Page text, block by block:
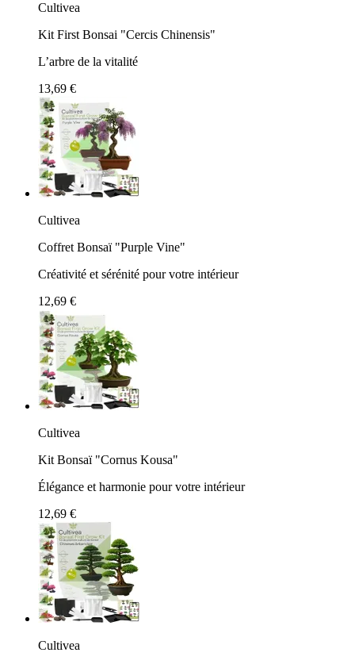
Cultivea
Kit First Bonsai "Cercis Chinensis"
L’arbre de la vitalité
13,69 €
Cultivea
Coffret Bonsaï "Purple Vine"
Créativité et sérénité pour votre intérieur
12,69 €
Cultivea
Kit Bonsaï "Cornus Kousa"
Élégance et harmonie pour votre intérieur
12,69 €
Cultivea